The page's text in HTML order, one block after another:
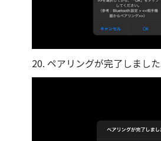
20. ペアリングが完了しました